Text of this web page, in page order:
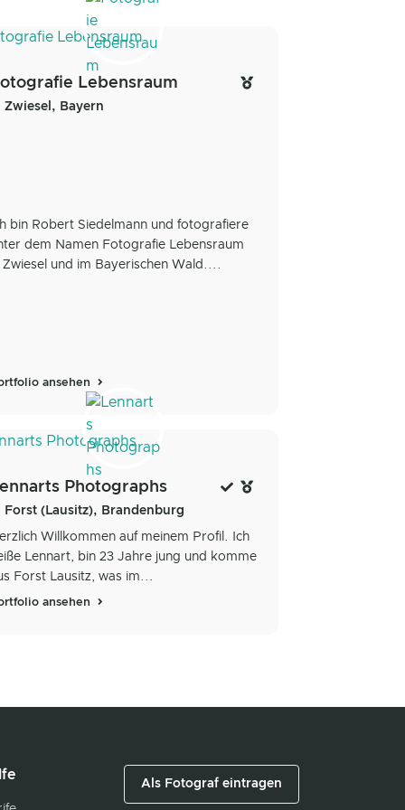
Lebensraum
Zwiesel, Bayern
bin Robert Siedelmann und fotografiere
dem Namen Fotografie Lebensraum
Zwiesel und im Bayerischen Wald....
ansehen
Photographs
Forst (Lausitz), Brandenburg
Willkommen auf meinem Profil. Ich
Lennart, bin 23 Jahre jung und komme
Forst Lausitz, was im...
ansehen
Als Fotograf eintragen